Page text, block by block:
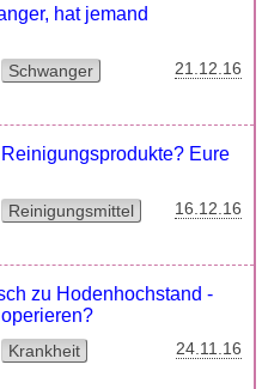
hat jemand
Schwanger 21.12.16
Eure
Reinigungsmittel 16.12.16
zu Hodenhochstand -
Krankheit 24.11.16